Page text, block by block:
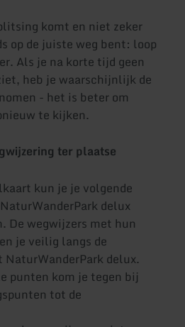
komt en niet zeker
op de juiste weg bent: loop
Als je na korte tijd geen
heb je waarschijnlijk de
- het is beter om
te kijken.
ter plaatse
kun je je volgende
delux
De wegwijzers met hun
je veilig langs de
delux.
punten kom je tegen bij
tot de